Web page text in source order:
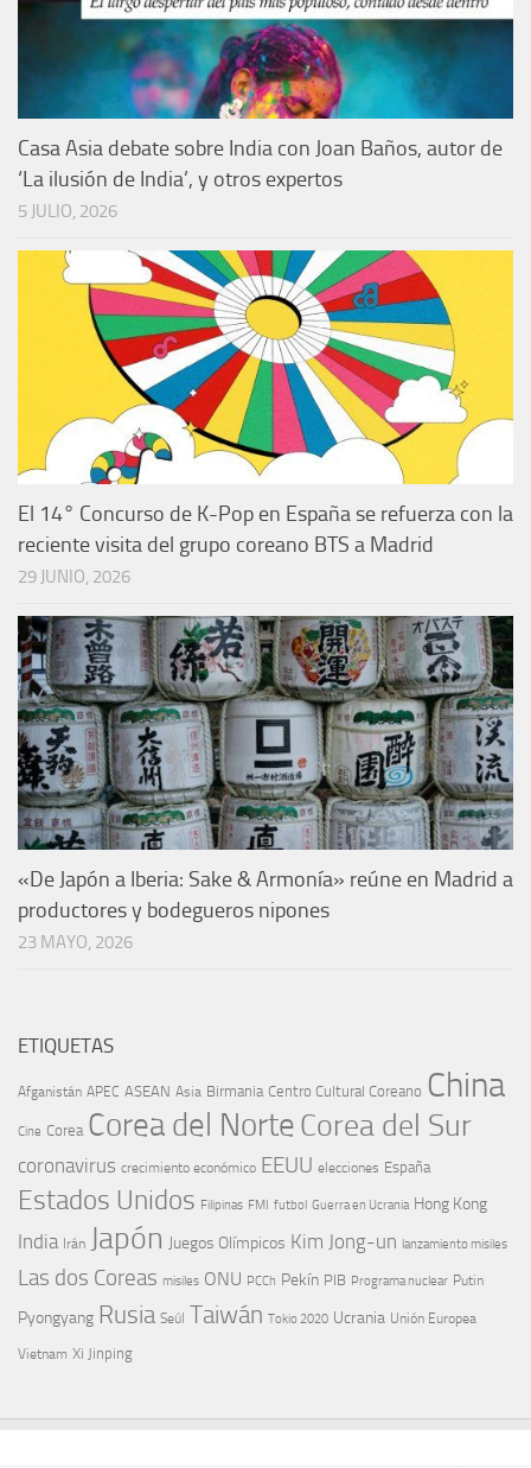
Casa Asia debate sobre India con Joan Baños, autor de
‘La ilusión de India’, y otros expertos
5 JULIO, 2026
El 14° Concurso de K-Pop en España se refuerza con la
reciente visita del grupo coreano BTS a Madrid
29 JUNIO, 2026
«De Japón a Iberia: Sake & Armonía» reúne en Madrid a
productores y bodegueros nipones
23 MAYO, 2026
ETIQUETAS
Afganistán APEC ASEAN Asia Birmania Centro Cultural Coreano China
Cine Corea Corea del NorteCorea del Sur
coronavirus crecimiento económico EEUU elecciones España
Estados Unidos Filipinas FMI futbol Guerra en Ucrania Hong Kong
India Irán Japón Juegos Olímpicos Kim Jong-un lanzamiento misiles
Las dos Coreas misiles ONU PCCh Pekín PIB Programa nuclear Putin
Pyongyang Rusia Seúl Taiwán Tokio 2020 Ucrania Unión Europea
Vietnam Xi Jinping